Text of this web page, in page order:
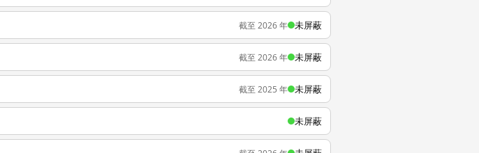
截至 2026 年 未屏蔽
截至 2026 年 未屏蔽
截至 2025 年 未屏蔽
未屏蔽